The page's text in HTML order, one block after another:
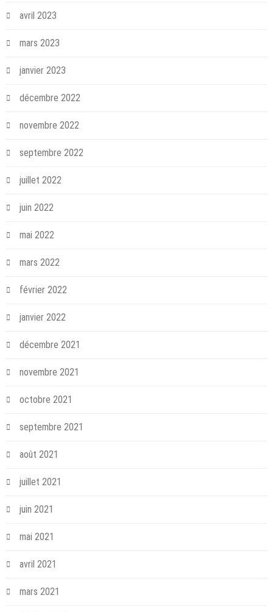
avril 2023
mars 2023
janvier 2023
décembre 2022
novembre 2022
septembre 2022
juillet 2022
juin 2022
mai 2022
mars 2022
février 2022
janvier 2022
décembre 2021
novembre 2021
octobre 2021
septembre 2021
août 2021
juillet 2021
juin 2021
mai 2021
avril 2021
mars 2021